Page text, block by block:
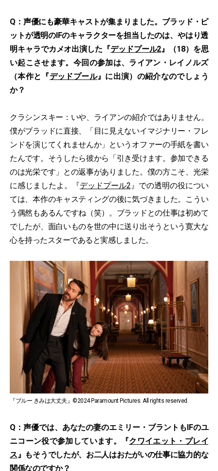
Q：声優にも豪華キャストが集まりました。ブラッド・ピ
ットが透明のIFのキャラクターを担当したのは、やはり透
明キャラでカメオ出演した『デッドプール2』（18）を思
い起こさせます。今回の参加は、ライアン・レイノルズ
（本作と『デッドプール』に出演）の紹介なのでしょう
か？
クラシンスキー：いや、ライアンの紹介ではありません。
僕がブラッドに直接、「目に見えないイマジナリー・フレ
ンドを演じてくれませんか」というオファーの手紙を書い
たんです。そうしたら彼から「引き受けます。参加できる
のは光栄です」との返事がありました。僕の方こそ、光栄
に感じましたよ。『デッドプール2』での透明の役につい
ては、本作のキャスティングの後に気づきました。こうい
う偶然もあるんですね（笑）。ブラッドとの仕事は初めて
でしたが、面白いものを世の中に送り出そうという寛大な
心を持ったスターであると実感しました。
『ブルー きみは大丈夫』©2024 Paramount Pictures. All rights reserved.
Q：声優では、あなたの妻のエミリー・ブラントもIFのユ
ニコーン役で参加しています。『クワイエット・プレイ
ス』もそうでしたが、お二人はおたがいの仕事に協力的な
関係なのですか？